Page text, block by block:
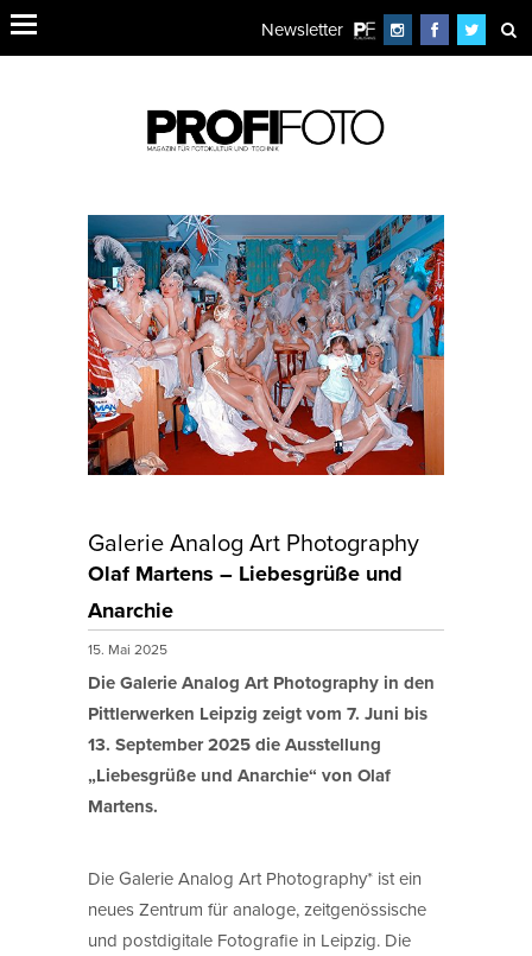
Newsletter
Galerie Analog Art Photography
Olaf Martens – Liebesgrüße und
Anarchie
15. Mai 2025
Die Galerie Analog Art Photography in den
Pittlerwerken Leipzig zeigt vom 7. Juni bis
13. September 2025 die Ausstellung
„Liebesgrüße und Anarchie“ von Olaf
Martens.
Die Galerie Analog Art Photography* ist ein
neues Zentrum für analoge, zeitgenössische
und postdigitale Fotografie in Leipzig. Die